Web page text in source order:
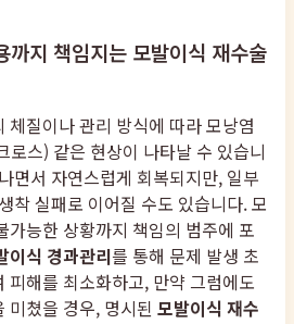
까지 책임지는 모발이식 재수술
체질이나 관리 방식에 따라 모낭염
로스) 같은 현상이 나타날 수 있습니
면서 자연스럽게 회복되지만, 일부
착 실패로 이어질 수도 있습니다. 모
가능한 상황까지 책임의 범주에 포
이식 경과관리를 통해 문제 발생 초
피해를 최소화하고, 만약 그럼에도
미쳤을 경우, 명시된 모발이식 재수